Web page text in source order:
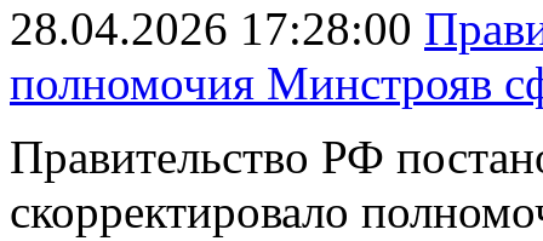
28.04.2026 17:28:00
полномочия Минстрояв
Правительство РФ
скорректировало